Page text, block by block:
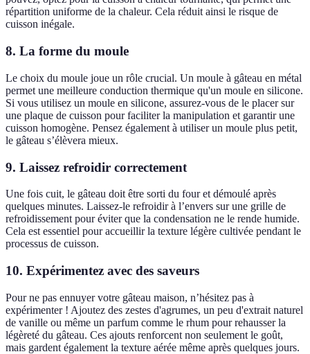
répartition uniforme de la chaleur. Cela réduit ainsi le risque de
cuisson inégale.
8. La forme du moule
Le choix du moule joue un rôle crucial. Un moule à gâteau en métal
permet une meilleure conduction thermique qu'un moule en silicone.
Si vous utilisez un moule en silicone, assurez-vous de le placer sur
une plaque de cuisson pour faciliter la manipulation et garantir une
cuisson homogène. Pensez également à utiliser un moule plus petit,
le gâteau s’élèvera mieux.
9. Laissez refroidir correctement
Une fois cuit, le gâteau doit être sorti du four et démoulé après
quelques minutes. Laissez-le refroidir à l’envers sur une grille de
refroidissement pour éviter que la condensation ne le rende humide.
Cela est essentiel pour accueillir la texture légère cultivée pendant le
processus de cuisson.
10. Expérimentez avec des saveurs
Pour ne pas ennuyer votre gâteau maison, n’hésitez pas à
expérimenter ! Ajoutez des zestes d'agrumes, un peu d'extrait naturel
de vanille ou même un parfum comme le rhum pour rehausser la
légèreté du gâteau. Ces ajouts renforcent non seulement le goût,
mais gardent également la texture aérée même après quelques jours.